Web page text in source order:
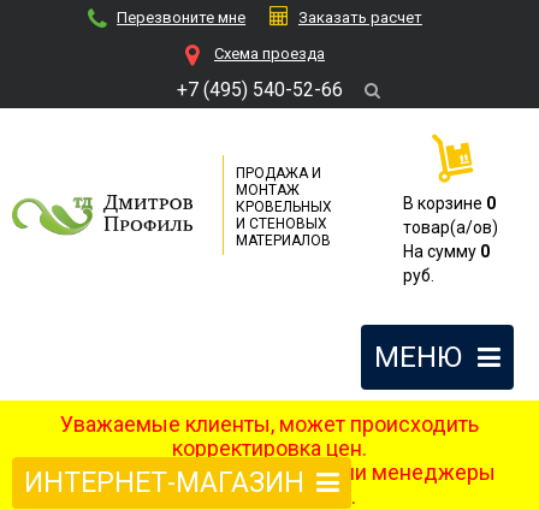
Перезвоните мне
Заказать расчет
Cхема проезда
+7 (495) 540-52-66
ПРОДАЖА И
МОНТАЖ
КРОВЕЛЬНЫХ
И СТЕНОВЫХ
МАТЕРИАЛОВ
В корзине 0
товар(a/ов)
На сумму 0
руб.
МЕНЮ
Уважаемые клиенты, может происходить
корректировка цен.
После оформления заказа наши менеджеры
свяжутся с вами.
ИНТЕРНЕТ-МАГАЗИН